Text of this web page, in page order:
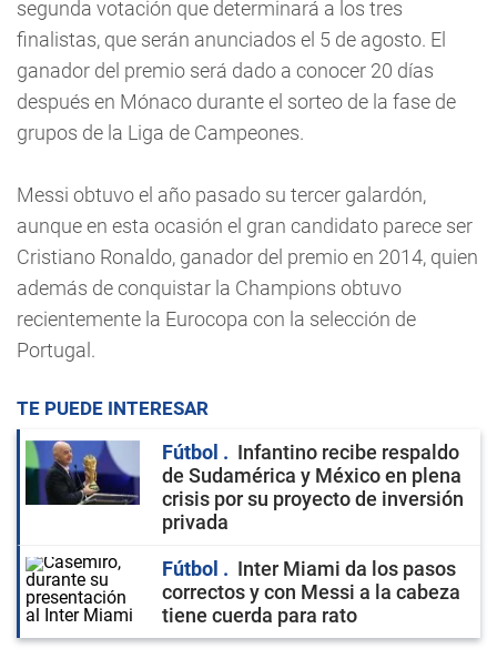
segunda votación que determinará a los tres
finalistas, que serán anunciados el 5 de agosto. El
ganador del premio será dado a conocer 20 días
después en Mónaco durante el sorteo de la fase de
grupos de la Liga de Campeones.
Messi obtuvo el año pasado su tercer galardón,
aunque en esta ocasión el gran candidato parece ser
Cristiano Ronaldo, ganador del premio en 2014, quien
además de conquistar la Champions obtuvo
recientemente la Eurocopa con la selección de
Portugal.
TE PUEDE INTERESAR
Fútbol
Infantino recibe respaldo
de Sudamérica y México en plena
crisis por su proyecto de inversión
privada
Fútbol
Inter Miami da los pasos
correctos y con Messi a la cabeza
tiene cuerda para rato